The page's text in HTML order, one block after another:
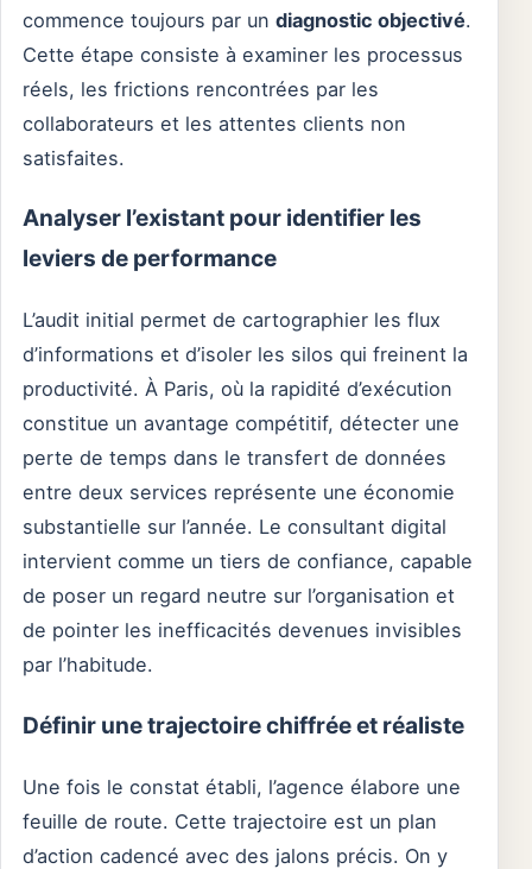
commence toujours par un diagnostic objectivé.
Cette étape consiste à examiner les processus
réels, les frictions rencontrées par les
collaborateurs et les attentes clients non
satisfaites.
Analyser l’existant pour identifier les
leviers de performance
L’audit initial permet de cartographier les flux
d’informations et d’isoler les silos qui freinent la
productivité. À Paris, où la rapidité d’exécution
constitue un avantage compétitif, détecter une
perte de temps dans le transfert de données
entre deux services représente une économie
substantielle sur l’année. Le consultant digital
intervient comme un tiers de confiance, capable
de poser un regard neutre sur l’organisation et
de pointer les inefficacités devenues invisibles
par l’habitude.
Définir une trajectoire chiffrée et réaliste
Une fois le constat établi, l’agence élabore une
feuille de route. Cette trajectoire est un plan
d’action cadencé avec des jalons précis. On y